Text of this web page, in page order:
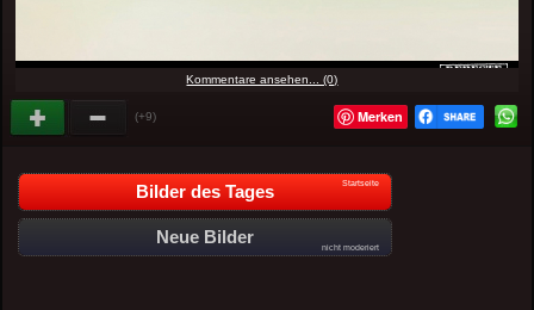
Kommentare ansehen... (0)
(+9) Merken
Bilder des Tages Startseite
Neue Bilder
nicht moderiert